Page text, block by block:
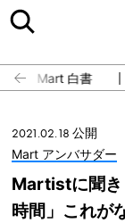
Mart 白書
2021.02.18 公開
Mart アンバサダー
Martistに聞き
時間」これが